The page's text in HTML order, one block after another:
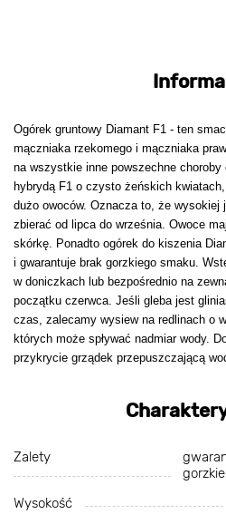
Ogórek gruntowy Diamant F1 - ten
mączniaka rzekomego i mączniaka
na wszystkie inne powszechne choroby
hybrydą F1 o czysto żeńskich
dużo owoców. Oznacza to, że
zbierać od lipca do września. Owoce
skórkę. Ponadto ogórek do kiszenia
i gwarantuje brak gorzkiego smaku.
w doniczkach lub bezpośrednio na
początku czerwca. Jeśli gleba jest
czas, zalecamy wysiew na redlinach o
których może spływać nadmiar wody.
przykrycie grządek przepuszczającą
Zalety
Wysokość